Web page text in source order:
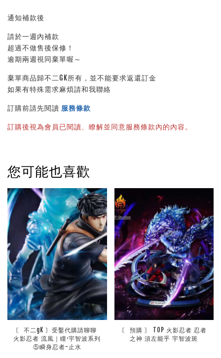
通知補款後
請於一週內補款
超過不做售後保修！
逾期兩週視同棄單喔～
棄單商品歸不二GK所有，並不能要求返還訂金
如果有特殊需求麻煩請和我聯絡
訂購前請先閱讀 服務條款
訂購後視為會員已閱讀、瞭解並同意服務條款內的內容。
您可能也喜歡
〘 不二gK 〙受鑿代購請聊聊
火影忍者 流風｜瞳·宇智波系列
⑤瞬身忍者-止水
〘 預購 〙 TOP 火影忍者 忍者
之神 須左能乎 宇智波斑